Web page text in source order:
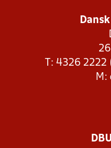
T: 4326
M: